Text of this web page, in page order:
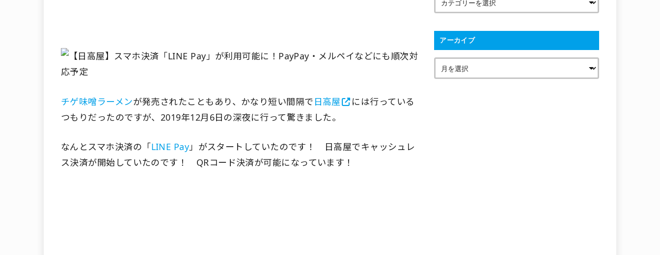
チゲ味噌ラーメンが発売されたこともあり、かなり短い間隔で 日高屋
には行っている
つもりだったのですが、2019年12月6日の深夜に行って驚きました。
なんとスマホ決済の「LINE Pay」がスタートしていたのです！ 日高屋でキャッシュレ
ス決済が開始していたのです！ QRコード決済が可能になっています！
アーカイブ